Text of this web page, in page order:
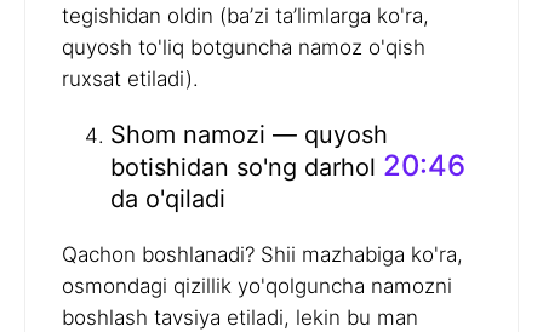
tegishidan oldin (ba’zi ta’limlarga ko'ra,
quyosh to'liq botguncha namoz o'qish
ruxsat etiladi).
Shom namozi — quyosh
botishidan so'ng darhol 20:46
da o'qiladi
Qachon boshlanadi? Shii mazhabiga ko'ra,
osmondagi qizillik yo'qolguncha namozni
boshlash tavsiya etiladi, lekin bu man